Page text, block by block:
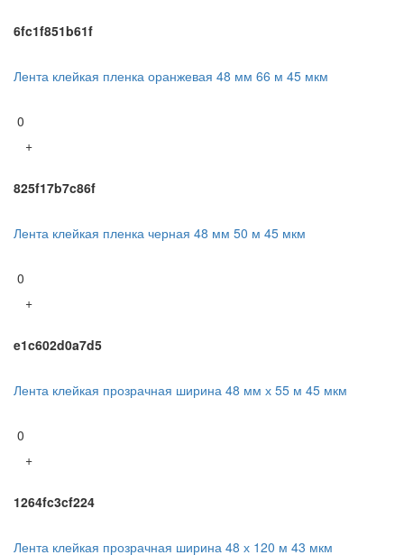
6fc1f851b61f
Лента клейкая пленка оранжевая 48 мм 66 м 45 мкм
0
+
825f17b7c86f
Лента клейкая пленка черная 48 мм 50 м 45 мкм
0
+
e1c602d0a7d5
Лента клейкая прозрачная ширина 48 мм х 55 м 45 мкм
0
+
1264fc3cf224
Лента клейкая прозрачная ширина 48 х 120 м 43 мкм